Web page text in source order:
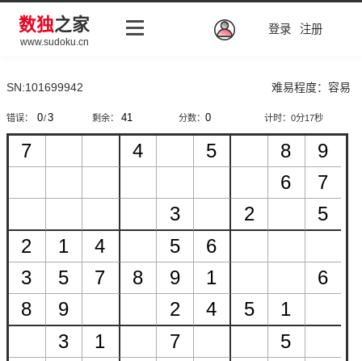
数独之家
www.sudoku.cn
登录 注册
SN:101699942 难易程度：容易
错误： / 剩余： 分数： 计时：0分17秒